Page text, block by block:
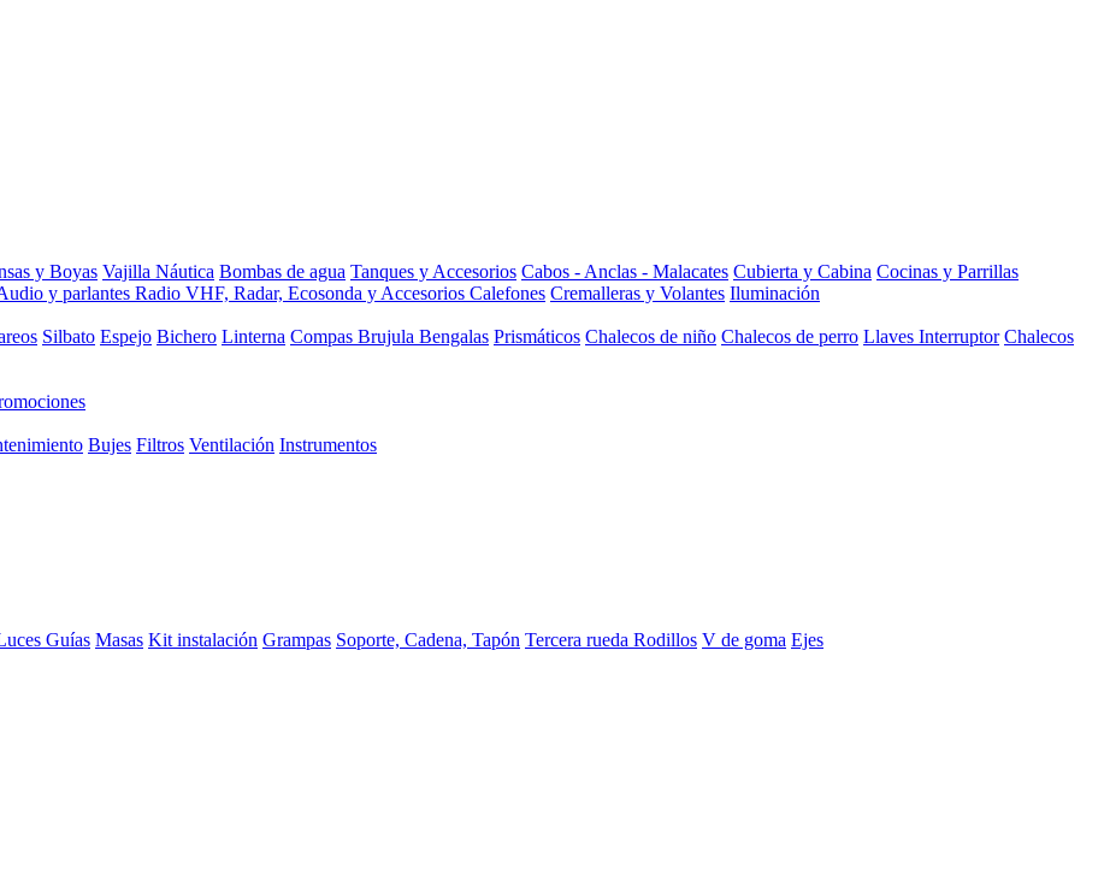
y Boyas Vajilla Náutica Bombas de agua Tanques y Accesorios Cabos - Anclas - Malacates Cubierta y Cabina Cocinas y Parrillas
y parlantes Radio VHF, Radar, Ecosonda y Accesorios Calefones Cremalleras y Volantes Iluminación
Silbato Espejo Bichero Linterna Compas Brujula Bengalas Prismáticos Chalecos de niño Chalecos de perro Llaves Interruptor Chalecos
Bujes Filtros Ventilación Instrumentos
Guías Masas Kit instalación Grampas Soporte, Cadena, Tapón Tercera rueda Rodillos V de goma Ejes